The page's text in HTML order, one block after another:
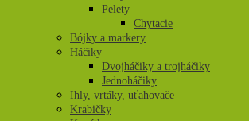
Pelety
Chytacie
Bójky a markery
Háčiky
Dvojháčiky a trojháčiky
Jednoháčiky
Ihly, vrtáky, uťahovače
Krabičky